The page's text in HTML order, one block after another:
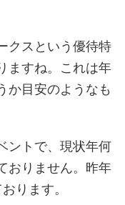
クスという優待特
ますね。これは年
か目安のようなも
ントで、現状年何
おりません。昨年
ります。